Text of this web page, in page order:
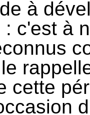
à
c'est à
cette